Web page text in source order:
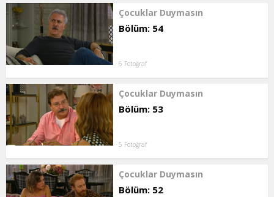
Çocuklar Duymasın
Bölüm: 54
6 Fotoğraf
Çocuklar Duymasın
Bölüm: 53
5 Fotoğraf
Çocuklar Duymasın
Bölüm: 52